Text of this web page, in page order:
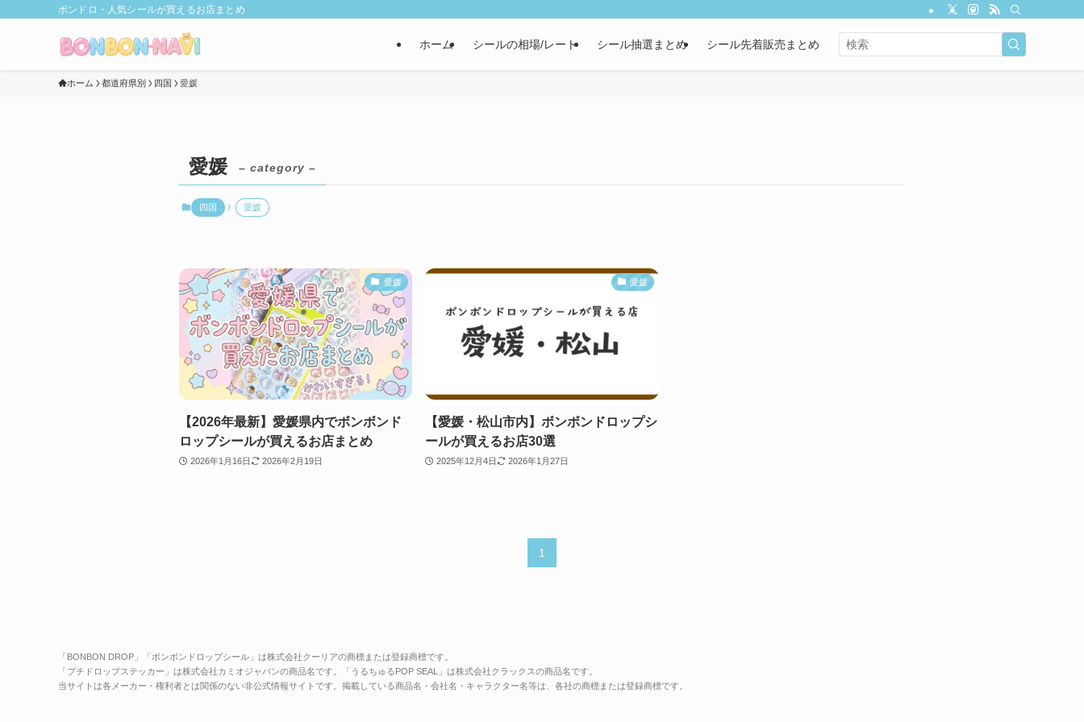
ボンドロ・人気シールが買えるお店まとめ
ホーム シールの相場/レート シール抽選まとめ シール先着販売まとめ
ホーム 都道府県別 四国 愛媛
愛媛 – category –
四国 愛媛
愛媛
【2026年最新】愛媛県内でボンボンド
ロップシールが買えるお店まとめ
2026年1月16日 2026年2月19日
愛媛
【愛媛・松山市内】ボンボンドロップシ
ールが買えるお店30選
2025年12月4日 2026年1月27日
1
「BONBON DROP」「ボンボンドロップシール」は株式会社クーリアの商標または登録商標です。
「プチドロップステッカー」は株式会社カミオジャパンの商品名です。「うるちゅるPOP SEAL」は株式会社クラックスの商品名です。
当サイトは各メーカー・権利者とは関係のない非公式情報サイトです。掲載している商品名・会社名・キャラクター名等は、各社の商標または登録商標です。